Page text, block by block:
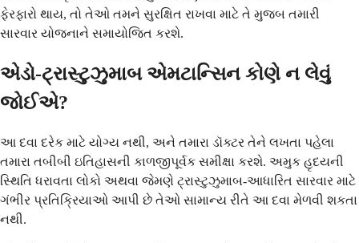
ફેરફારો થાય, તો તેઓ તમને સુરક્ષિત રાખવા માટે તે મુજબ તમારી
સારવાર યોજનાને સમાયોજિત કરશે.
એડો-ટ્રાસ્ટુઝુમાબ એમટાન્સિન કોણે ન લેવું
જોઈએ?
આ દવા દરેક માટે યોગ્ય નથી, અને તમારા ડૉક્ટર તેને લખતા પહેલા
તમારા તબીબી ઇતિહાસની કાળજીપૂર્વક સમીક્ષા કરશે. અમુક હૃદયની
સ્થિતિ ધરાવતા લોકો અથવા જેમણે ટ્રાસ્ટુઝુમાબ-આધારિત સારવાર માટે
ગંભીર પ્રતિક્રિયાઓ આપી છે તેઓ સામાન્ય રીતે આ દવા મેળવી શકતા
નથી.